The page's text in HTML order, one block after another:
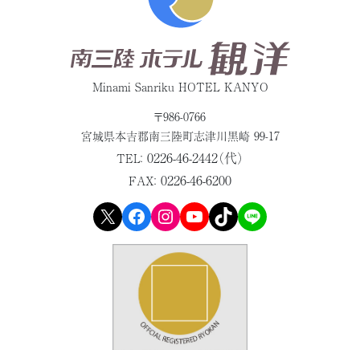
Minami Sanriku HOTEL KANYO
〒986-0766
宮城県本吉郡南三陸町志津川黒崎 99-17
TEL： 0226-46-2442（代）
FAX： 0226-46-6200
X Facebook Instagram YouTube TikTok LINE